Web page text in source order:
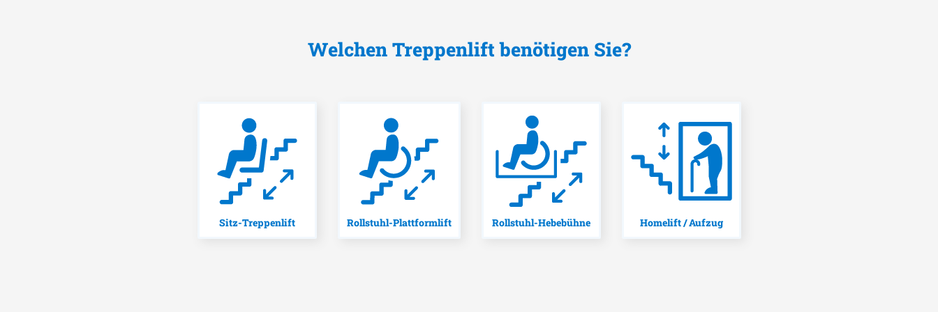
Welchen Treppenlift benötigen Sie?
Sitz-Treppenlift Rollstuhl-Plattformlift Rollstuhl-Hebebühne Homelift / Aufzug